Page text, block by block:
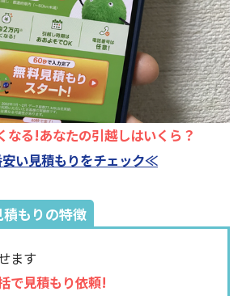
なる!あなたの引越しはいくら？
い見積もりをチェック≪
もりの特徴
ます
で見積もり依頼!